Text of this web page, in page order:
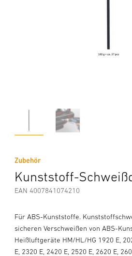
Zubehör
Kunststoff-
EAN 4007841074210
Für ABS-Kunststoffe.
sicheren Verschweißen von ABS-
Heißluftgeräte HM/HL/HG 1920 E,
E, 2320 E, 2420 E, 2520 E, 2620 E,